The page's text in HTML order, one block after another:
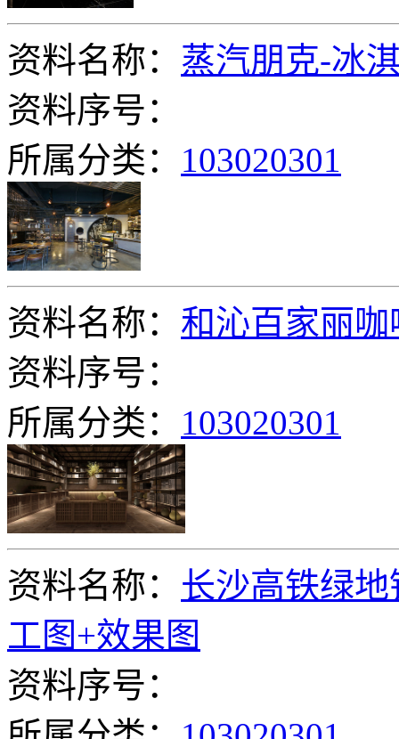
资料名称： 蒸汽朋克-冰
资料序号：
所属分类： 103020301
资料名称： 和沁百家丽
资料序号：
所属分类： 103020301
资料名称： 长沙高铁绿
工图+效果图
资料序号：